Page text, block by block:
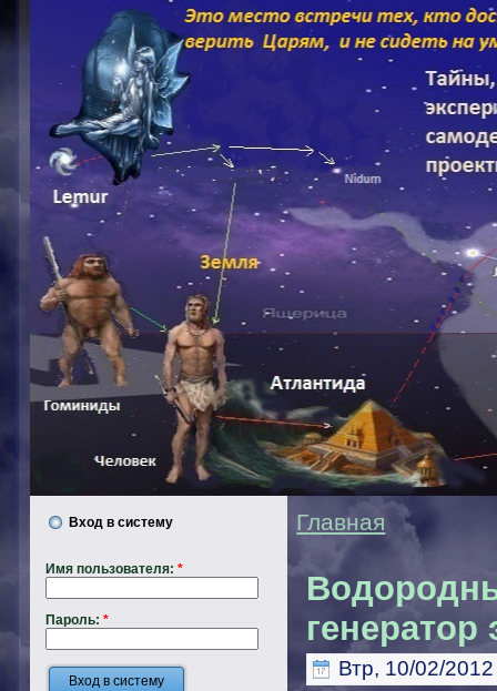
Вход в систему
Имя пользователя: *
Пароль: *
Главная
генератор
Втр, 10/02/